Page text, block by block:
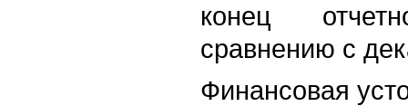
конец
сравнению с
Финансовая